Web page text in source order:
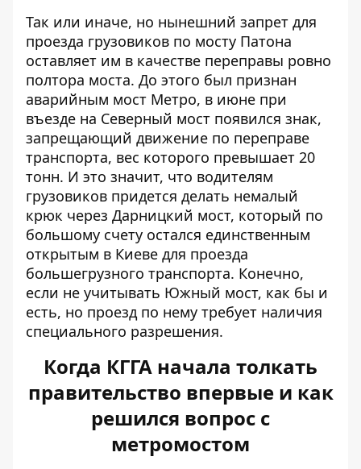
Так или иначе, но нынешний запрет для
проезда грузовиков по мосту Патона
оставляет им в качестве переправы ровно
полтора моста. До этого был признан
аварийным мост Метро, ​​ в июне при
въезде на Северный мост появился знак,
запрещающий движение по переправе
транспорта, вес которого превышает 20
тонн. И это значит, что водителям
грузовиков придется делать немалый
крюк через Дарницкий мост, который по
большому счету остался единственным
открытым в Киеве для проезда
большегрузного транспорта. Конечно,
если не учитывать Южный мост, как бы и
есть, но проезд по нему требует наличия
специального разрешения.
Когда КГГА начала толкать
правительство впервые и как
решился вопрос с
метромостом